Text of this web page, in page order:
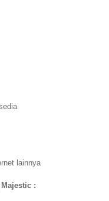
lainnya
: